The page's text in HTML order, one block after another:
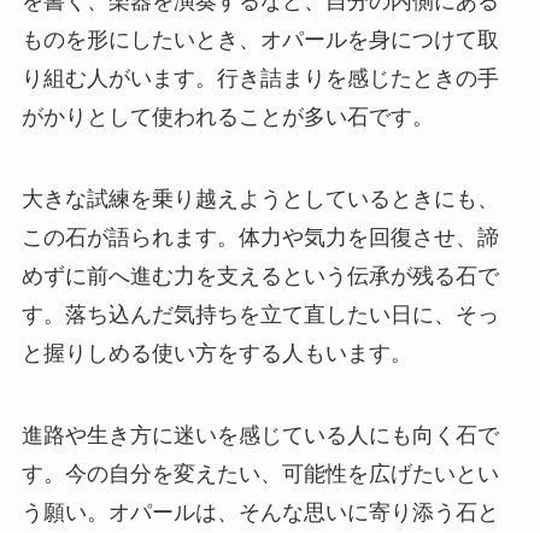
ものを形にしたいとき、オパールを身につけて取
り組む人がいます。行き詰まりを感じたときの手
がかりとして使われることが多い石です。
大きな試練を乗り越えようとしているときにも、
この石が語られます。体力や気力を回復させ、諦
めずに前へ進む力を支えるという伝承が残る石で
す。落ち込んだ気持ちを立て直したい日に、そっ
と握りしめる使い方をする人もいます。
進路や生き方に迷いを感じている人にも向く石で
す。今の自分を変えたい、可能性を広げたいとい
う願い。オパールは、そんな思いに寄り添う石と